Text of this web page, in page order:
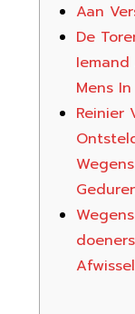
Aan
De
Mens
Reinier